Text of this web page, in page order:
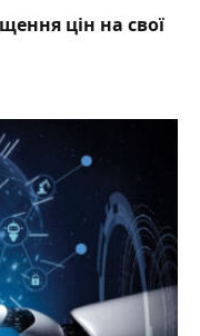
цін на свої